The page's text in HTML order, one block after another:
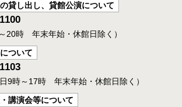
貸し出し、貸館公演について
20時 年末年始・休館日除く）
ついて
9時～17時 年末年始・休館日除く）
講演会等について